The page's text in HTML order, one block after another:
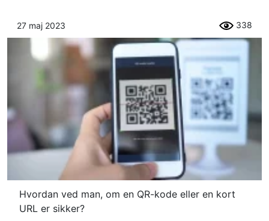
27 maj 2023 338
Hvordan ved man, om en QR-kode eller en kort
URL er sikker?